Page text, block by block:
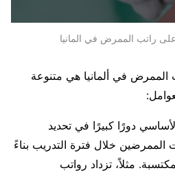
على راتب الممرض في المانيا
الممرض في ألمانيا هي متنوعة
دورًا كبيرًا في تحديد
الممرضين خلال فترة التدريب بناءً
مثلاً، تزداد رواتب